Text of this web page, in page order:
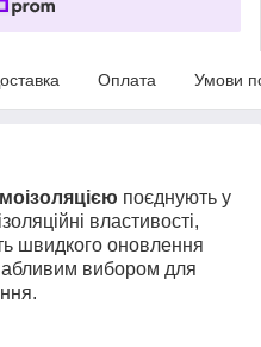
Оплата Умови
поєднують у
властивості,
швидкого оновлення
вибором для